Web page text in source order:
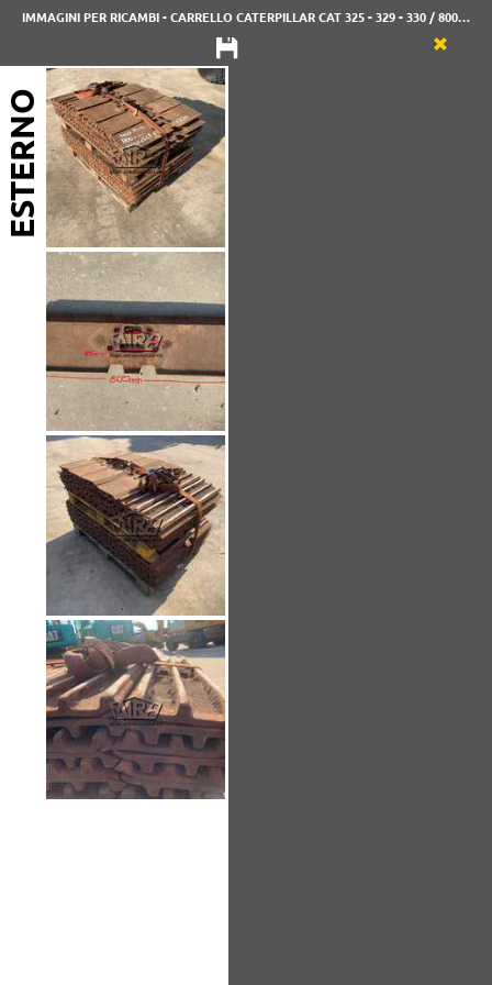
IMMAGINI PER RICAMBI - CARRELLO CATERPILLAR CAT 325 - 329 - 330 / 800 MM
ESTERNO